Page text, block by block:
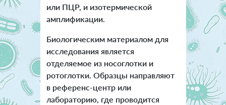
или ПЦР, и изотермической
амплификации.
Биологическим материалом для
исследования является
отделяемое из носоглотки и
ротоглотки. Образцы направляют
в референс-центр или
лабораторию, где проводится